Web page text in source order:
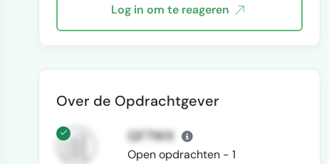
Log in om te reageren
Over de Opdrachtgever
GF7WX
Open opdrachten - 1